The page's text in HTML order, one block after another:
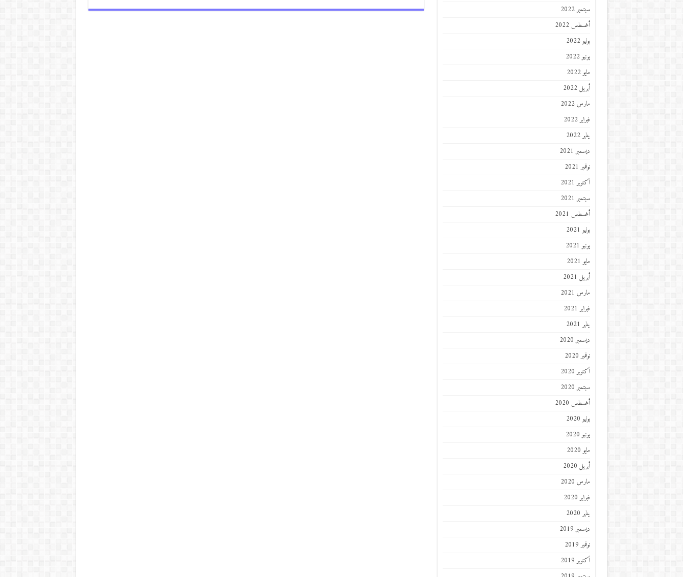
سبتمبر 2022
أغسطس 2022
يوليو 2022
يونيو 2022
مايو 2022
أبريل 2022
مارس 2022
فبراير 2022
يناير 2022
ديسمبر 2021
نوفمبر 2021
أكتوبر 2021
سبتمبر 2021
أغسطس 2021
يوليو 2021
يونيو 2021
مايو 2021
أبريل 2021
مارس 2021
فبراير 2021
يناير 2021
ديسمبر 2020
نوفمبر 2020
أكتوبر 2020
سبتمبر 2020
أغسطس 2020
يوليو 2020
يونيو 2020
مايو 2020
أبريل 2020
مارس 2020
فبراير 2020
يناير 2020
ديسمبر 2019
نوفمبر 2019
أكتوبر 2019